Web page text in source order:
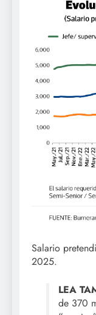
Salario
2025.
LEA
de 370